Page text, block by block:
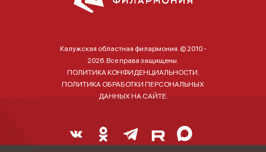
Калужская областная филармония. © 2010 -
2026. Все права защищены.
ПОЛИТИКА КОНФИДЕНЦИАЛЬНОСТИ.
ПОЛИТИКА ОБРАБОТКИ ПЕРСОНАЛЬНЫХ
ДАННЫХ НА САЙТЕ.